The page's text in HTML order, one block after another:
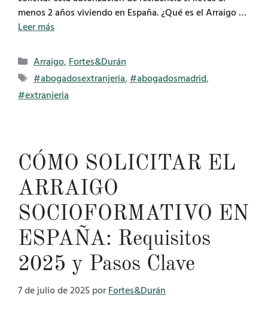
menos 2 años viviendo en España. ¿Qué es el Arraigo …
Leer más
Categorías
Arraigo, Fortes&Durán
Etiquetas
#abogadosextranjeria, #abogadosmadrid,
#extranjeria
CÓMO SOLICITAR EL
ARRAIGO
SOCIOFORMATIVO EN
ESPAÑA: Requisitos
2025 y Pasos Clave
7 de julio de 2025 porFortes&Durán